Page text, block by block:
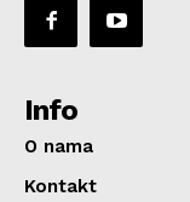
Info
O nama
Kontakt